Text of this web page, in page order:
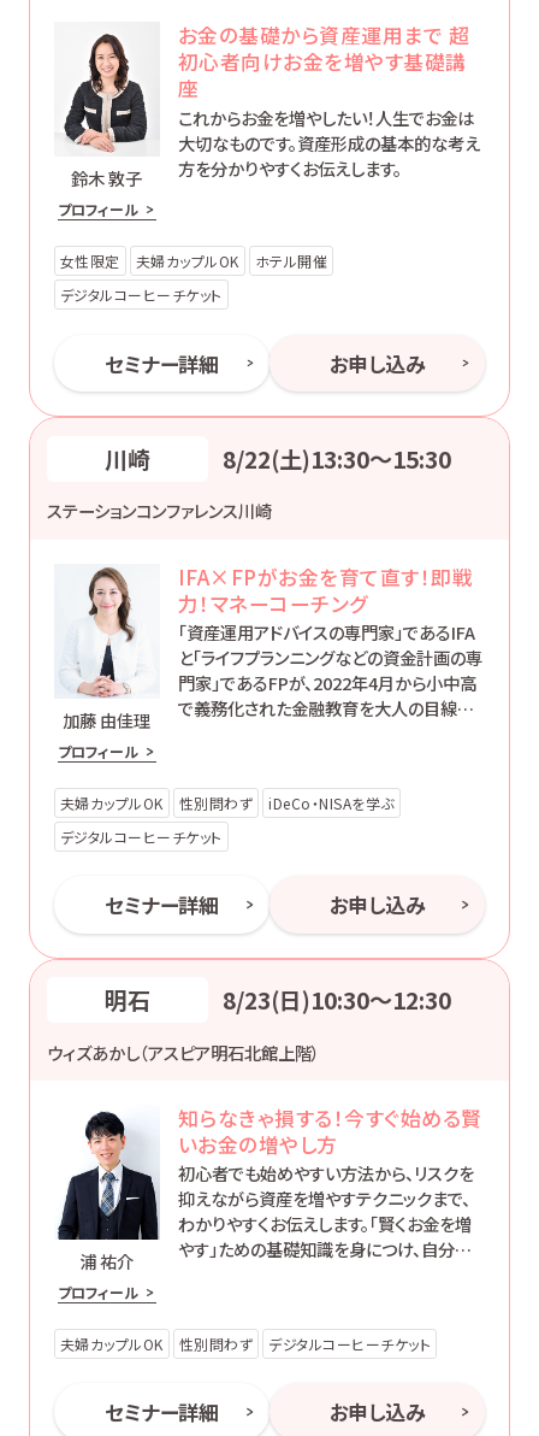
鈴木 敦子
プロフィール
お金の基礎から資産運用まで 超
初心者向けお金を増やす基礎講
座
これからお金を増やしたい！人生でお金は
大切なものです。資産形成の基本的な考え
方を分かりやすくお伝えします。
女性限定 夫婦カップルOK
ホテル開催
デジタルコーヒーチケット
セミナー詳細 お申し込み
川崎 8/22(土)13:30〜15:30
ステーションコンファレンス川崎
加藤 由佳理
プロフィール
IFA×FPがお金を育て直す！即戦
力！マネーコーチング
「資産運用アドバイスの専門家」であるIFA
と「ライフプランニングなどの資金計画の専
門家」であるFPが、2022年4月から小中高
で義務化された金融教育を大人の目線で
夫婦カップルOK 性別問わず
iDeCo・NISAを学ぶ
デジタルコーヒーチケット
セミナー詳細 お申し込み
明石 8/23(日)10:30〜12:30
ウィズあかし（アスピア明石北館上階）
浦 祐介
プロフィール
知らなきゃ損する！今すぐ始める賢
いお金の増やし方
初心者でも始めやすい方法から、リスクを
抑えながら資産を増やすテクニックまで、
わかりやすくお伝えします。「賢くお金を増
やす」ための基礎知識を身につけ、自分に
夫婦カップルOK 性別問わず デジタルコーヒーチケット
セミナー詳細 お申し込み